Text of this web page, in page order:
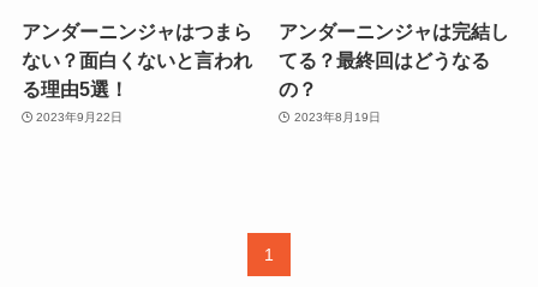
アンダーニンジャはつまら
ない？面白くないと言われ
る理由5選！
2023年9月22日
アンダーニンジャは完結し
てる？最終回はどうなる
の？
2023年8月19日
1